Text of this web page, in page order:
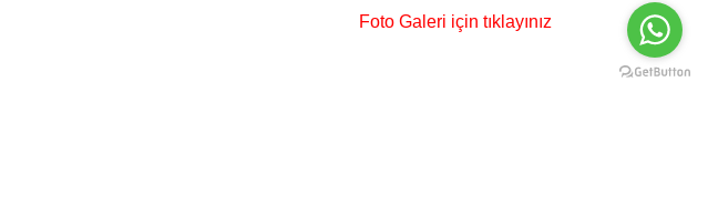
Foto Galeri için tıklayınız